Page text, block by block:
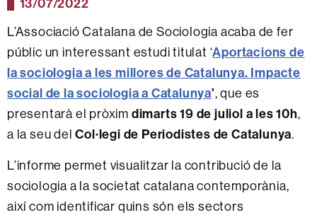
L’Associació Catalana de Sociologia acaba de fer
públic un interessant estudi titulat ‘Aportacions de
la sociologia a les millores de Catalunya. Impacte
social de la sociologia a Catalunya’, que es
presentarà el pròxim dimarts 19 de juliol a les 10h,
a la seu delCol·legi de Periodistes de Catalunya.
L’informe permet visualitzar la contribució de la
sociologia a la societat catalana contemporània,
així com identificar quins són els sectors